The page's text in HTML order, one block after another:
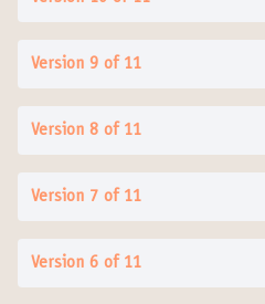
Version 9 of 11
Version 8 of 11
Version 7 of 11
Version 6 of 11